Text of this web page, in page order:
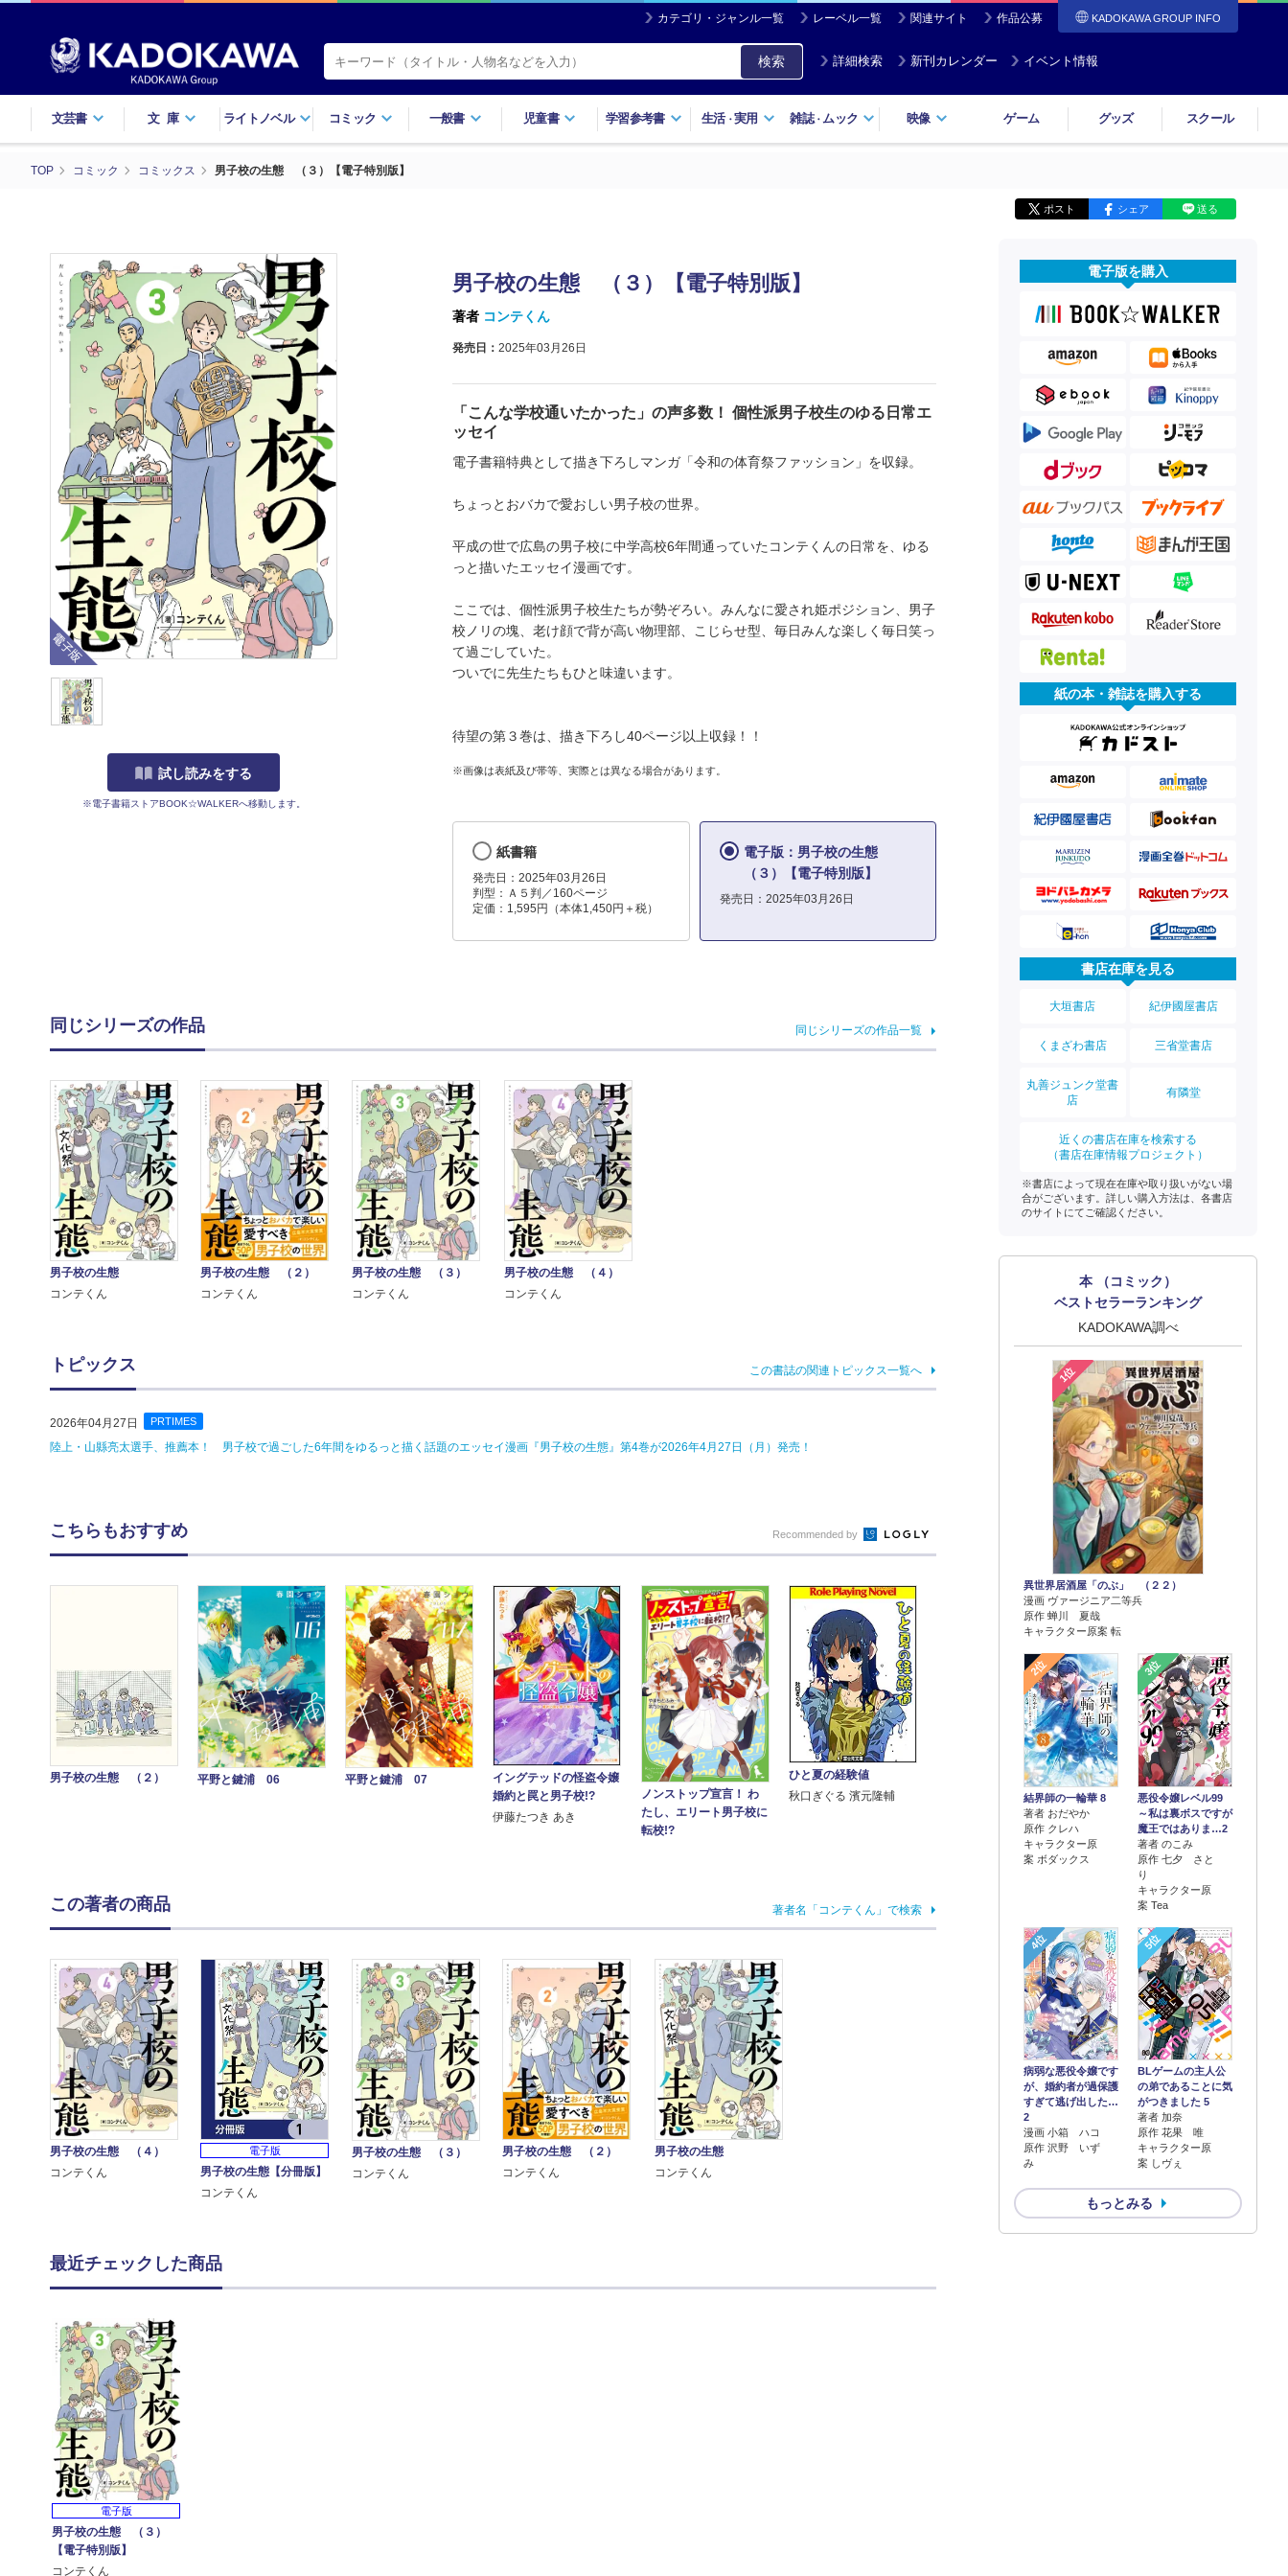
カテゴリ・ジャンル一覧 レーベル一覧 関連サイト 作品公募 KADOKAWA GROUP INFO
検索 詳細検索 新刊カレンダー イベント情報
文芸書 文庫 ライトノベル コミック 一般書 児童書 学習参考書 生活・実用 雑誌・ ムック 映像 ゲーム グッズ スクール
TOP コミック コミックス 男子校の生態 （３）【電子特別版】
ポスト シェア 送る
電子版
試し読みをする
※電子書籍ストアBOOK☆WALKERへ移動します。
男子校の生態 （３）【電子特別版】
著者 コンテくん
発売日： 2025年03月26日
「こんな学校通いたかった」の声多数！ 個性派男子校生のゆる日常エ
ッセイ
電子書籍特典として描き下ろしマンガ「令和の体育祭ファッション」を収録。
ちょっとおバカで愛おしい男子校の世界。
平成の世で広島の男子校に中学高校6年間通っていたコンテくんの日常を、ゆる
っと描いたエッセイ漫画です。
ここでは、個性派男子校生たちが勢ぞろい。みんなに愛され姫ポジション、男子
校ノリの塊、老け顔で背が高い物理部、こじらせ型、毎日みんな楽しく毎日笑っ
て過ごしていた。
ついでに先生たちもひと味違います。
待望の第３巻は、描き下ろし40ページ以上収録！！
※画像は表紙及び帯等、実際とは異なる場合があります。
紙書籍
発売日：2025年03月26日
判型：Ａ５判／160ページ
定価：1,595円（本体1,450円＋税）
電子版：男子校の生態
（３）【電子特別版】
発売日：2025年03月26日
同じシリーズの作品 同じシリーズの作品一覧
男子校の生態
コンテくん
男子校の生態 （２）
コンテくん
男子校の生態 （３）
コンテくん
男子校の生態 （４）
コンテくん
トピックス この書誌の関連トピックス一覧へ
2026年04月27日 PRTIMES
陸上・山縣亮太選手、推薦本！ 男子校で過ごした6年間をゆるっと描く話題のエッセイ漫画『男子校の生態』第4巻が2026年4月27日（月）発売！
電子版を購入
紙の本・雑誌を購入する
書店在庫を見る
大垣書店 紀伊國屋書店
くまざわ書店 三省堂書店
丸善ジュンク堂書
店
有隣堂
近くの書店在庫を検索する
（書店在庫情報プロジェクト）
※書店によって現在在庫や取り扱いがない場
合がございます。詳しい購入方法は、各書店
のサイトにてご確認ください。
本 （コミック）
ベストセラーランキング
KADOKAWA調べ
1位
異世界居酒屋「のぶ」 （２２）
漫画 ヴァージニア二等兵
原作 蝉川 夏哉
キャラクター原案 転
2位
結界師の一輪華 8
著者 おだやか
原作 クレハ
キャラクター原
案 ボダックス
3位
悪役令嬢レベル99
～私は裏ボスですが
魔王ではありま…2
著者 のこみ
原作 七夕 さと
り
キャラクター原
案 Tea
4位
病弱な悪役令嬢です
が、婚約者が過保護
すぎて逃げ出した…
2
漫画 小箱 ハコ
原作 沢野 いず
み
5位
BLゲームの主人公
の弟であることに気
がつきました 5
著者 加奈
原作 花果 唯
キャラクター原
案 しヴぇ
もっとみる
こちらもおすすめ Recommended by
男子校の生態 （２） 平野と鍵浦 06 平野と鍵浦 07
イングテッドの怪盗令嬢
婚約と罠と男子校!?
伊藤たつき あき
ノンストップ宣言！ わ
たし、エリート男子校に
転校!?
ひと夏の経験値
秋口ぎぐる 濱元隆輔
この著者の商品 著者名「コンテくん」で検索
男子校の生態 （４）
コンテくん
電子版
男子校の生態【分冊版】
コンテくん
男子校の生態 （３）
コンテくん
男子校の生態 （２）
コンテくん
男子校の生態
コンテくん
最近チェックした商品
電子版
男子校の生態 （３）
【電子特別版】
コンテくん